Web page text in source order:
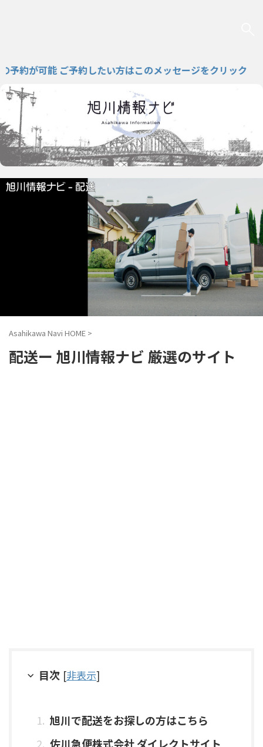
が可能 ご予約したい方はこのメッセージをクリック
Asahikawa Navi HOME >
配送ー 旭川情報ナビ 厳選のサイト
目次 [非表示]
旭川で配送をお探しの方はこちら
佐川急便株式会社 ダイレクトサイト